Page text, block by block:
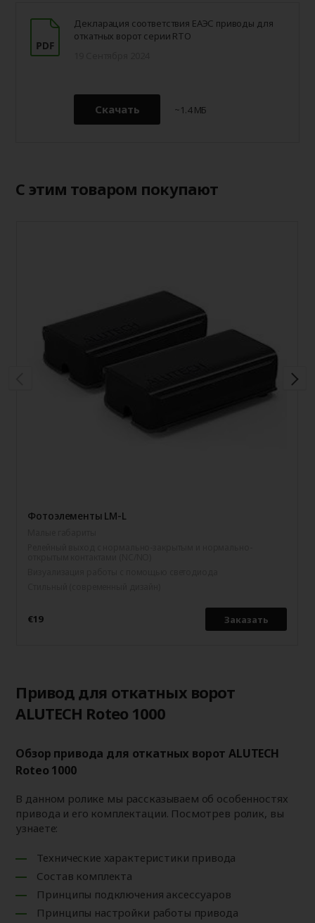
Декларация соответствия ЕАЭС приводы для
откатных ворот серии RTO
Скачать ~1.4 МБ
С этим товаром покупают
Фотоэлементы LM-L
€19 Заказать
Привод для откатных ворот
ALUTECH Roteo 1000
Обзор привода для откатных ворот ALUTECH
Roteo 1000
В данном ролике мы рассказываем об особенностях
привода и его комплектации. Посмотрев ролик, вы
узнаете:
Технические характеристики привода
Состав комплекта
Принципы подключения аксессуаров
Принципы настройки работы привода